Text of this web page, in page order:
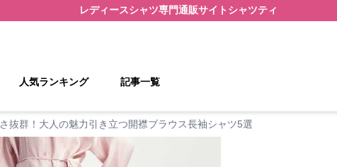
レディースシャツ専門通販サイト シャツティ
人気ランキング 記事一覧
抜群！大人の魅力引き立つ開襟ブラウス長袖シャツ5選